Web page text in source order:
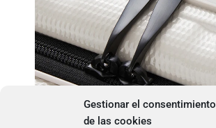
Gestionar el consentimiento
de las cookies